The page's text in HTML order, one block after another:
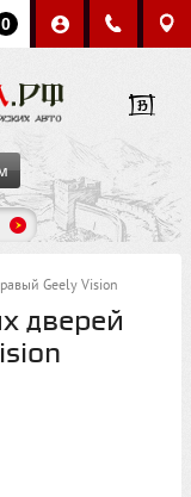
0
Geely Vision
дверей